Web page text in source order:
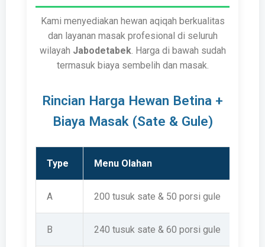
Kami menyediakan hewan aqiqah berkualitas
dan layanan masak profesional di seluruh
wilayah Jabodetabek. Harga di bawah sudah
termasuk biaya sembelih dan masak.
Rincian Harga Hewan Betina +
Biaya Masak (Sate & Gule)
Type Menu Olahan
A 200 tusuk sate & 50 porsi gule
B 240 tusuk sate & 60 porsi gule